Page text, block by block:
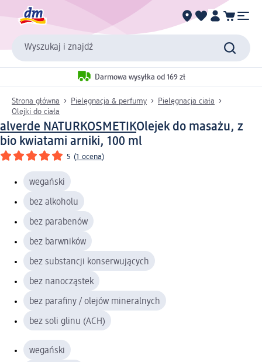
Wyszukaj i znajdź
Darmowa wysyłka od 169 zł
Strona główna Pielęgnacja & perfumy
Pielęgnacja ciała
Olejki do ciała
alverde NATURKOSMETIKOlejek do masażu, z
bio kwiatami arniki, 100 ml
5 (1 ocena)
wegański
bez alkoholu
bez parabenów
bez barwników
bez substancji konserwujących
bez nanocząstek
bez parafiny / olejów mineralnych
bez soli glinu (ACH)
wegański